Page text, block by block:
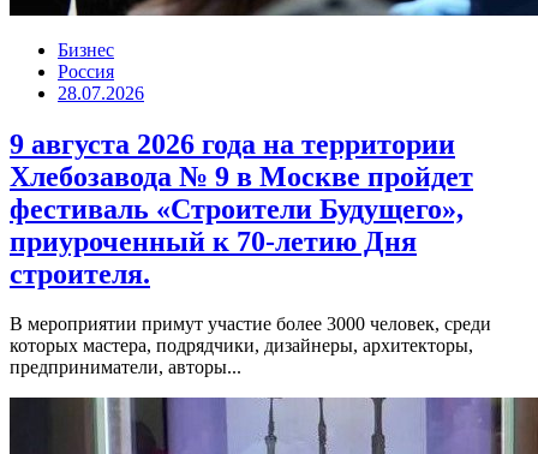
Бизнес
Россия
28.07.2026
9 августа 2026 года на территории
Хлебозавода № 9 в Москве пройдет
фестиваль «Строители Будущего»,
приуроченный к 70-летию Дня
строителя.
В мероприятии примут участие более 3000 человек, среди
которых мастера, подрядчики, дизайнеры, архитекторы,
предприниматели, авторы...